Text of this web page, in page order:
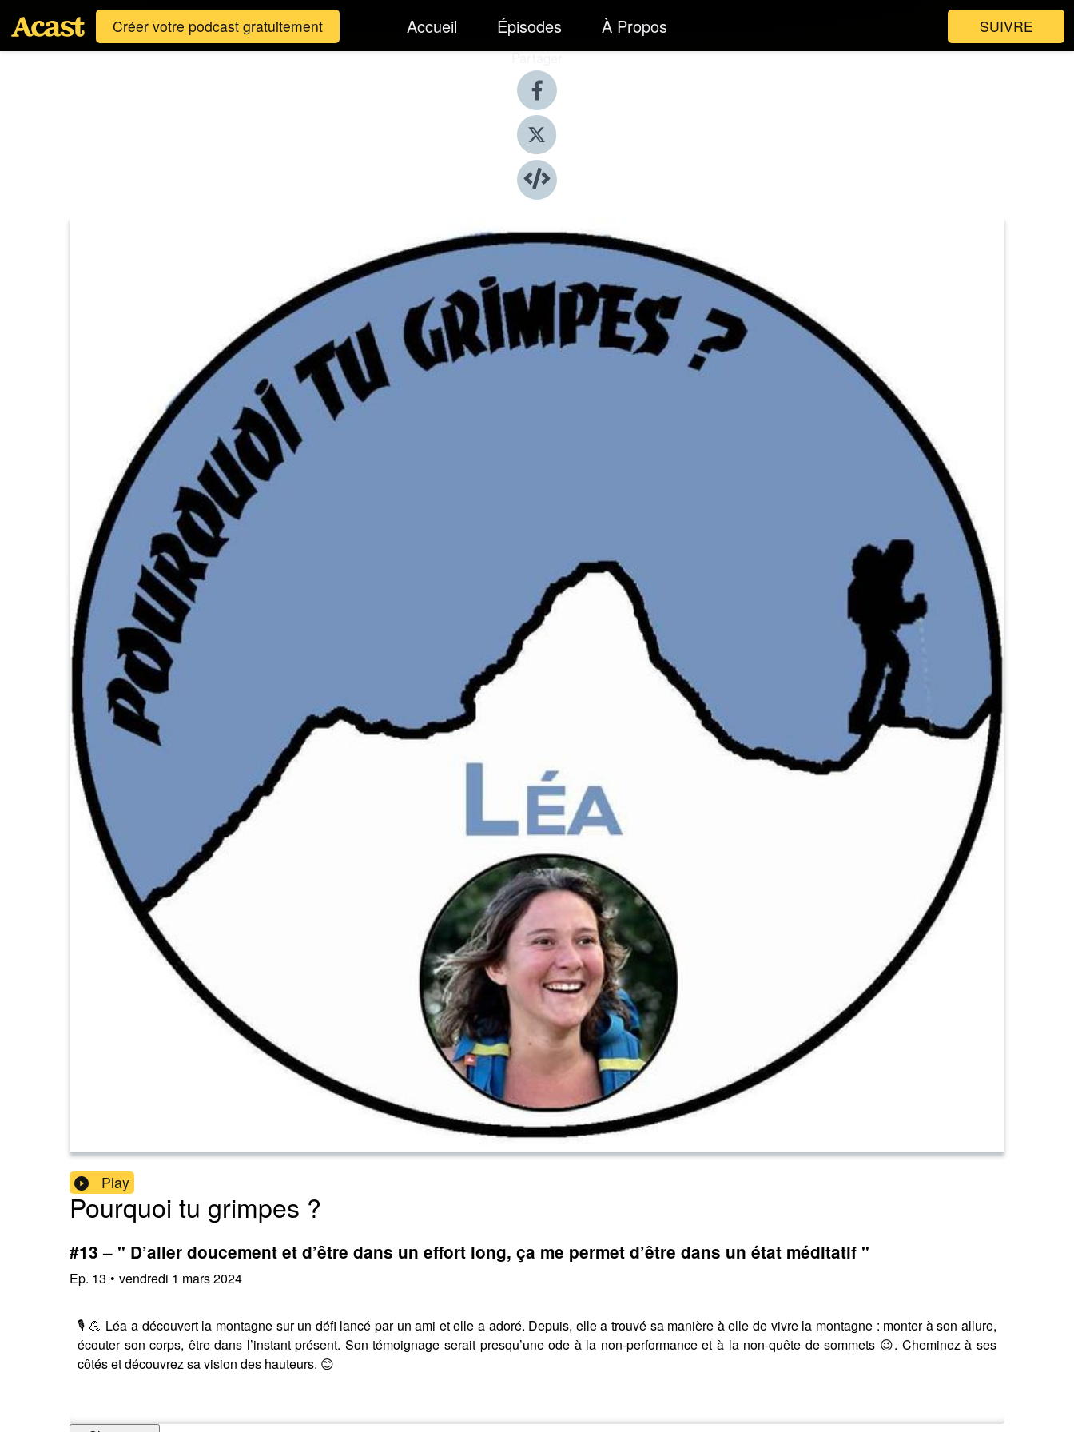
Créer votre podcast gratuitement Accueil Épisodes À Propos SUIVRE
Partager
Play
Pourquoi tu grimpes ?
#13 – " D’aller doucement et d’être dans un effort long, ça me permet d’être dans un état méditatif "
Ep. 13 • vendredi 1 mars 2024
🎙️ 💪 Léa a découvert la montagne sur un défi lancé par un ami et elle a adoré. Depuis, elle a trouvé sa manière à elle de vivre la montagne : monter à son allure,
écouter son corps, être dans l’instant présent. Son témoignage serait presqu’une ode à la non-performance et à la non-quête de sommets 😉. Cheminez à ses
côtés et découvrez sa vision des hauteurs. 😊